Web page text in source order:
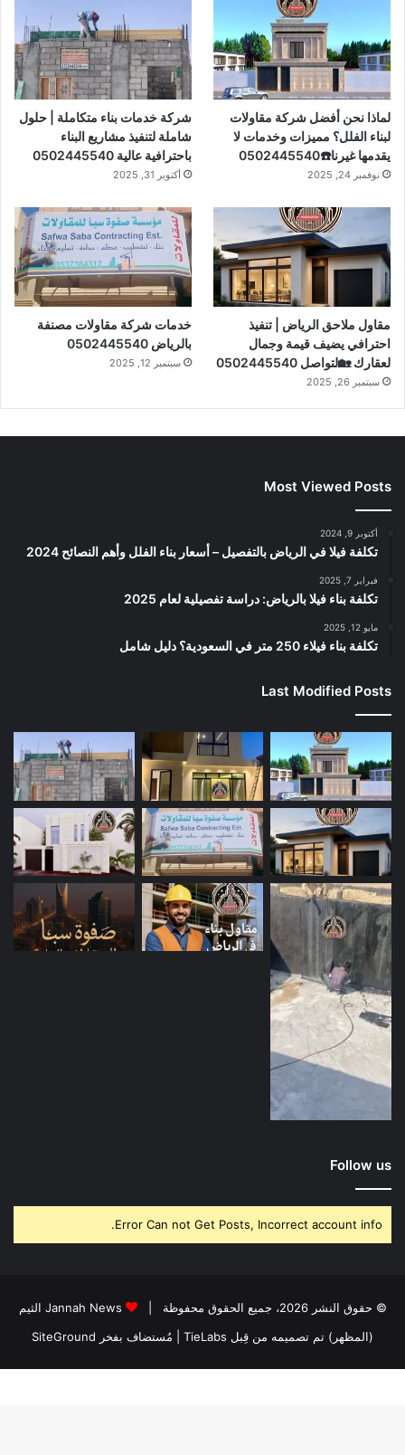
و
ك
ر
ي
س
د
إ
ن
T
u
b
e
ر
ا
م
o
k
لماذا نحن أفضل شركة مقاولات
لبناء الفلل؟ مميزات وخدمات لا
يقدمها غيرنا☎️0502445540
نوفمبر 24, 2025
شركة خدمات بناء متكاملة | حلول
شاملة لتنفيذ مشاريع البناء
باحترافية عالية 0502445540
أكتوبر 31, 2025
مقاول ملاحق الرياض | تنفيذ
احترافي يضيف قيمة وجمال
لعقارك 🏡لتواصل 0502445540
سبتمبر 26, 2025
خدمات شركة مقاولات مصنفة
بالرياض 0502445540
سبتمبر 12, 2025
Most Viewed Posts
أكتوبر 9, 2024
تكلفة فيلا في الرياض بالتفصيل – أسعار بناء الفلل وأهم النصائح 2024
فبراير 7, 2025
تكلفة بناء فيلا بالرياض: دراسة تفصيلية لعام 2025
مايو 12, 2025
تكلفة بناء فيلاء 250 متر في السعودية؟ دليل شامل
Last Modified Posts
Follow us
Error Can not Get Posts, Incorrect account info.
© حقوق النشر 2026، جميع الحقوق محفوظة |
Jannah News الثيم
(المظهر) تم تصميمه من قِبل TieLabs
| مُستضاف بفخر SiteGround